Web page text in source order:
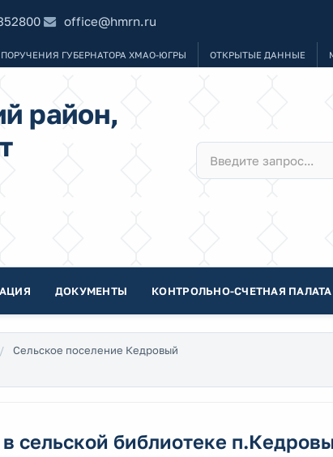
office@hmrn.ru
ПОРУЧЕНИЯ ГУБЕРНАТОРА ХМАО-ЮГРЫ ОТКРЫТЫЕ ДАННЫЕ
район,
ДОКУМЕНТЫ КОНТРОЛЬНО-СЧЕТНАЯ ПАЛАТА
Сельское поселение Кедровый
сельской библиотеке